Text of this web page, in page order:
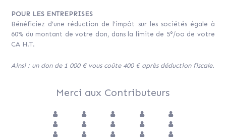
POUR LES ENTREPRISES
Bénéficiez d’une réduction de l’impôt sur les sociétés égale à
60% du montant de votre don, dans la limite de 5°/oo de votre
CA H.T.
Ainsi : un don de 1 000 € vous coûte 400 € après déduction fiscale.
Merci aux Contributeurs